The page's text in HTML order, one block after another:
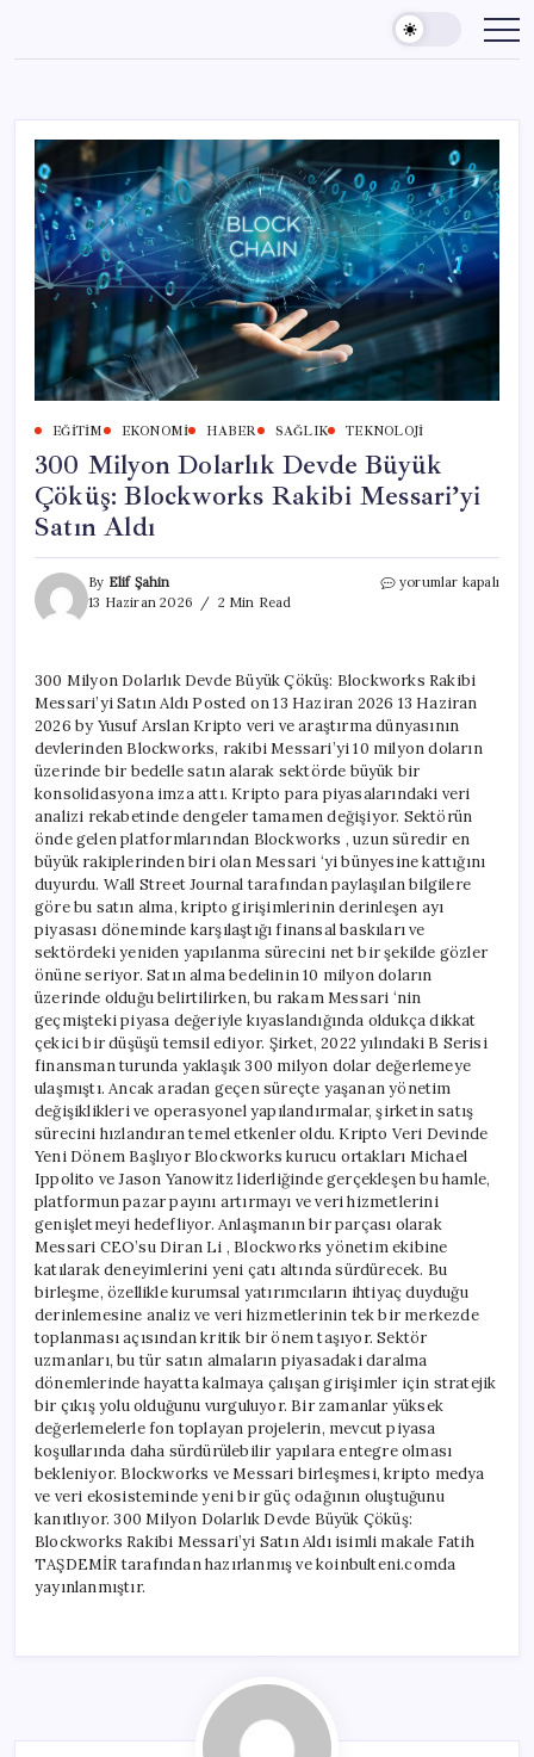
content
EĞITIM EKONOMI HABER SAĞLIK TEKNOLOJI
300 Milyon Dolarlık Devde Büyük
Çöküş: Blockworks Rakibi Messari’yi
Satın Aldı
By Elif Şahin
13 Haziran 2026
2 Min Read
300
Çöküş:
Blockworks
Rakibi
Messari’yi
Satın
Aldı
için
yorumlar kapalı
300 Milyon Dolarlık Devde Büyük Çöküş: Blockworks Rakibi
Messari’yi Satın Aldı Posted on 13 Haziran 2026 13 Haziran
2026 by Yusuf Arslan Kripto veri ve araştırma dünyasının
devlerinden Blockworks, rakibi Messari’yi 10 milyon doların
üzerinde bir bedelle satın alarak sektörde büyük bir
konsolidasyona imza attı. Kripto para piyasalarındaki veri
analizi rekabetinde dengeler tamamen değişiyor. Sektörün
önde gelen platformlarından Blockworks , uzun süredir en
büyük rakiplerinden biri olan Messari ‘yi bünyesine kattığını
duyurdu. Wall Street Journal tarafından paylaşılan bilgilere
göre bu satın alma, kripto girişimlerinin derinleşen ayı
piyasası döneminde karşılaştığı finansal baskıları ve
sektördeki yeniden yapılanma sürecini net bir şekilde gözler
önüne seriyor. Satın alma bedelinin 10 milyon doların
üzerinde olduğu belirtilirken, bu rakam Messari ‘nin
geçmişteki piyasa değeriyle kıyaslandığında oldukça dikkat
çekici bir düşüşü temsil ediyor. Şirket, 2022 yılındaki B Serisi
finansman turunda yaklaşık 300 milyon dolar değerlemeye
ulaşmıştı. Ancak aradan geçen süreçte yaşanan yönetim
değişiklikleri ve operasyonel yapılandırmalar, şirketin satış
sürecini hızlandıran temel etkenler oldu. Kripto Veri Devinde
Yeni Dönem Başlıyor Blockworks kurucu ortakları Michael
Ippolito ve Jason Yanowitz liderliğinde gerçekleşen bu hamle,
platformun pazar payını artırmayı ve veri hizmetlerini
genişletmeyi hedefliyor. Anlaşmanın bir parçası olarak
Messari CEO’su Diran Li , Blockworks yönetim ekibine
katılarak deneyimlerini yeni çatı altında sürdürecek. Bu
birleşme, özellikle kurumsal yatırımcıların ihtiyaç duyduğu
derinlemesine analiz ve veri hizmetlerinin tek bir merkezde
toplanması açısından kritik bir önem taşıyor. Sektör
uzmanları, bu tür satın almaların piyasadaki daralma
dönemlerinde hayatta kalmaya çalışan girişimler için stratejik
bir çıkış yolu olduğunu vurguluyor. Bir zamanlar yüksek
değerlemelerle fon toplayan projelerin, mevcut piyasa
koşullarında daha sürdürülebilir yapılara entegre olması
bekleniyor. Blockworks ve Messari birleşmesi, kripto medya
ve veri ekosisteminde yeni bir güç odağının oluştuğunu
kanıtlıyor. 300 Milyon Dolarlık Devde Büyük Çöküş:
Blockworks Rakibi Messari’yi Satın Aldı isimli makale Fatih
TAŞDEMİR tarafından hazırlanmış ve koinbulteni.comda
yayınlanmıştır.